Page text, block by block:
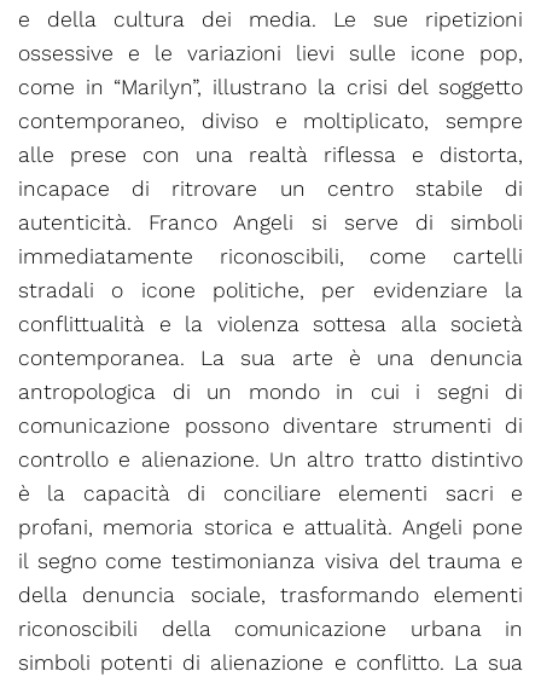
e della cultura dei media. Le sue ripetizioni
ossessive e le variazioni lievi sulle icone pop,
come in “Marilyn”, illustrano la crisi del soggetto
contemporaneo, diviso e moltiplicato, sempre
alle prese con una realtà riflessa e distorta,
incapace di ritrovare un centro stabile di
autenticità. Franco Angeli si serve di simboli
immediatamente riconoscibili, come cartelli
stradali o icone politiche, per evidenziare la
conflittualità e la violenza sottesa alla società
contemporanea. La sua arte è una denuncia
antropologica di un mondo in cui i segni di
comunicazione possono diventare strumenti di
controllo e alienazione. Un altro tratto distintivo
è la capacità di conciliare elementi sacri e
profani, memoria storica e attualità. Angeli pone
il segno come testimonianza visiva del trauma e
della denuncia sociale, trasformando elementi
riconoscibili della comunicazione urbana in
simboli potenti di alienazione e conflitto. La sua